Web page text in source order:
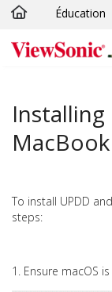
Passer au
Éducation
Installing
MacBook
To install UPDD
steps:
1. Ensure macOS